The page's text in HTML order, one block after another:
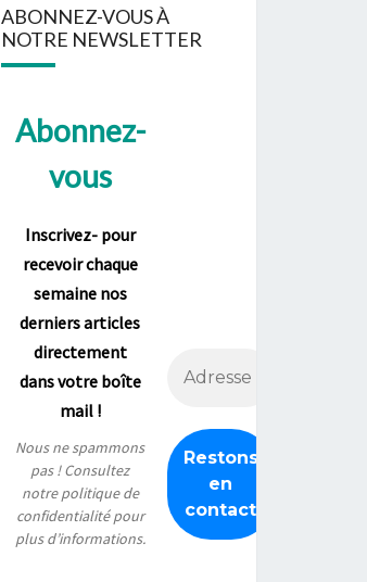
ABONNEZ-VOUS À
NOTRE NEWSLETTER
Abonnez-
vous
Inscrivez- pour
recevoir chaque
semaine nos
derniers articles
directement
dans votre boîte
mail !
Nous ne spammons
pas ! Consultez
notrepolitique de
confidentialitépour
plus d’informations.